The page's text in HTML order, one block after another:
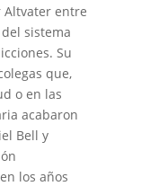
Altvater entre
sistema
Su
que,
o en las
acabaron
Bell y
los años